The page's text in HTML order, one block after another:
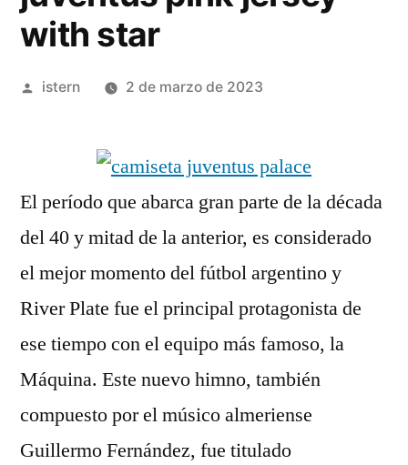
with star
Publicado
istern 2 de marzo de 2023
El período que abarca gran parte de la década
del 40 y mitad de la anterior, es considerado
el mejor momento del fútbol argentino y
River Plate fue el principal protagonista de
ese tiempo con el equipo más famoso, la
Máquina. Este nuevo himno, también
compuesto por el músico almeriense
Guillermo Fernández, fue titulado